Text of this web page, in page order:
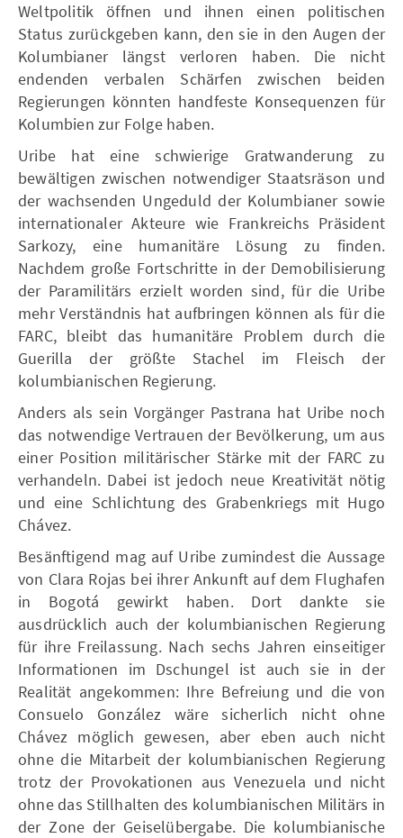
Weltpolitik öffnen und ihnen einen politischen
Status zurückgeben kann, den sie in den Augen der
Kolumbianer längst verloren haben. Die nicht
endenden verbalen Schärfen zwischen beiden
Regierungen könnten handfeste Konsequenzen für
Kolumbien zur Folge haben.
Uribe hat eine schwierige Gratwanderung zu
bewältigen zwischen notwendiger Staatsräson und
der wachsenden Ungeduld der Kolumbianer sowie
internationaler Akteure wie Frankreichs Präsident
Sarkozy, eine humanitäre Lösung zu finden.
Nachdem große Fortschritte in der Demobilisierung
der Paramilitärs erzielt worden sind, für die Uribe
mehr Verständnis hat aufbringen können als für die
FARC, bleibt das humanitäre Problem durch die
Guerilla der größte Stachel im Fleisch der
kolumbianischen Regierung.
Anders als sein Vorgänger Pastrana hat Uribe noch
das notwendige Vertrauen der Bevölkerung, um aus
einer Position militärischer Stärke mit der FARC zu
verhandeln. Dabei ist jedoch neue Kreativität nötig
und eine Schlichtung des Grabenkriegs mit Hugo
Chávez.
Besänftigend mag auf Uribe zumindest die Aussage
von Clara Rojas bei ihrer Ankunft auf dem Flughafen
in Bogotá gewirkt haben. Dort dankte sie
ausdrücklich auch der kolumbianischen Regierung
für ihre Freilassung. Nach sechs Jahren einseitiger
Informationen im Dschungel ist auch sie in der
Realität angekommen: Ihre Befreiung und die von
Consuelo González wäre sicherlich nicht ohne
Chávez möglich gewesen, aber eben auch nicht
ohne die Mitarbeit der kolumbianischen Regierung
trotz der Provokationen aus Venezuela und nicht
ohne das Stillhalten des kolumbianischen Militärs in
der Zone der Geiselübergabe. Die kolumbianische